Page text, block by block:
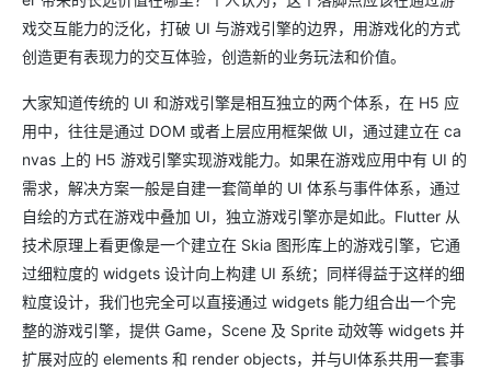
戏交互能力的泛化，打破 UI 与游戏引擎的边界，用游戏化的方式
创造更有表现力的交互体验，创造新的业务玩法和价值。
大家知道传统的 UI 和游戏引擎是相互独立的两个体系，在 H5 应
用中，往往是通过 DOM 或者上层应用框架做 UI，通过建立在 ca
nvas 上的 H5 游戏引擎实现游戏能力。如果在游戏应用中有 UI 的
需求，解决方案一般是自建一套简单的 UI 体系与事件体系，通过
自绘的方式在游戏中叠加 UI，独立游戏引擎亦是如此。Flutter 从
技术原理上看更像是一个建立在 Skia 图形库上的游戏引擎，它通
过细粒度的 widgets 设计向上构建 UI 系统；同样得益于这样的细
粒度设计，我们也完全可以直接通过 widgets 能力组合出一个完
整的游戏引擎，提供 Game，Scene 及 Sprite 动效等 widgets 并
扩展对应的 elements 和 render objects，并与UI体系共用一套事